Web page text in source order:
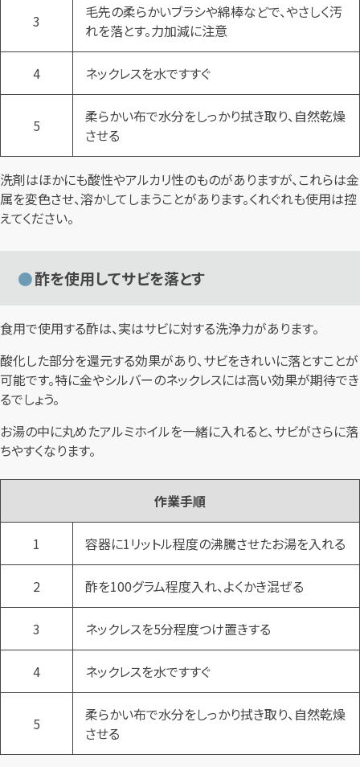
3
毛先の柔らかいブラシや綿棒などで、やさしく汚
れを落とす。力加減に注意
4 ネックレスを水ですすぐ
5
柔らかい布で水分をしっかり拭き取り、自然乾燥
させる
洗剤はほかにも酸性やアルカリ性のものがありますが、これらは金
属を変色させ、溶かしてしまうことがあります。くれぐれも使用は控
えてください。
酢を使用してサビを落とす
食用で使用する酢は、実はサビに対する洗浄力があります。
酸化した部分を還元する効果があり、サビをきれいに落とすことが
可能です。特に金やシルバーのネックレスには高い効果が期待でき
るでしょう。
お湯の中に丸めたアルミホイルを一緒に入れると、サビがさらに落
ちやすくなります。
作業手順
1 容器に1リットル程度の沸騰させたお湯を入れる
2 酢を100グラム程度入れ、よくかき混ぜる
3 ネックレスを5分程度つけ置きする
4 ネックレスを水ですすぐ
5
柔らかい布で水分をしっかり拭き取り、自然乾燥
させる